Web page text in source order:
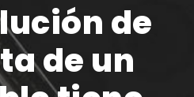
de
de un